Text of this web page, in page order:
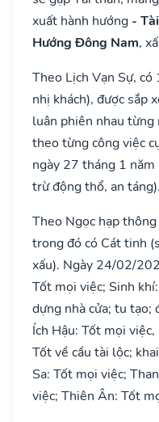
xuất hành hướng -
Hướng Đông Nam,
Theo Lịch Vạn Sự,
nhị khách), được sắp
luân phiên nhau
theo từng công việc
ngày 27 tháng 1
trừ động thổ, an táng).
Theo Ngọc hạp
trong đó có Cát tinh
xấu). Ngày 24/02/
Tốt mọi việc; Sinh
dựng nhà cửa; tu tạo;
Ích Hậu: Tốt mọi
Tốt về cầu tài lộc;
Sa: Tốt mọi việc;
việc; Thiên Ân: Tốt